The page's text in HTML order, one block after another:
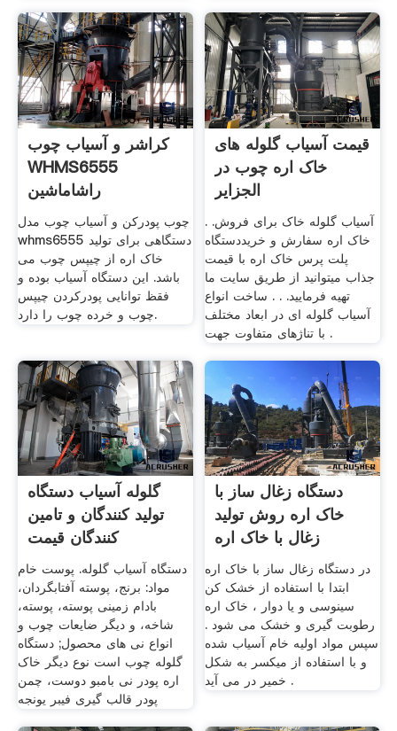
کراشر و آسیاب چوب
WHMS6555
راشاماشین
چوب پودرکن و آسیاب چوب مدل
whms6555 دستگاهی برای تولید
خاک اره از چیپس چوب می
باشد. این دستگاه آسیاب بوده و
فقظ توانایی پودرکردن چیپس
چوب و خرده چوب را دارد.
قیمت آسیاب گلوله های
خاک اره چوب در
الجزایر
آسیاب گلوله خاک برای فروش. .
خاک اره سفارش و خریددستگاه
پلت پرس خاک اره با قیمت
جذاب میتوانید از طریق سایت ما
تهیه فرمایید. . . ساخت انواع
آسیاب گلوله ای در ابعاد مختلف
با تناژهای متفاوت جهت .
گلوله آسیاب دستگاه
تولید کنندگان و تامین
کنندگان قیمت
دستگاه آسیاب گلوله. پوست خام
مواد: برنج، پوسته آفتابگردان،
بادام زمینی پوسته، پوسته،
شاخه، و دیگر ضایعات چوب و
انواع نی های محصول; دستگاه
گلوله چوب است نوع ديگر خاک
اره پودر نی بامبو دوست، چمن
پودر قالب گیری فیبر يونجه
دستگاه زغال ساز با
خاک اره روش تولید
زغال با خاک اره
در دستگاه زغال ساز با خاک اره
ابتدا با استفاده از خشک کن
سینوسی و یا دوار ، خاک اره
رطوبت گیری و خشک می شود .
سپس مواد اولیه خام آسیاب شده
و با استفاده از میکسر به شکل
خمیر در می آید .